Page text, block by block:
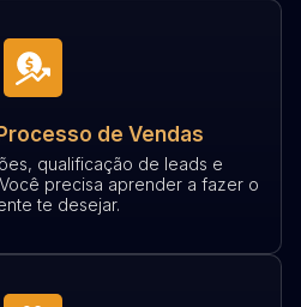
de Vendas
qualificação de leads e
precisa aprender a fazer o
te desejar.